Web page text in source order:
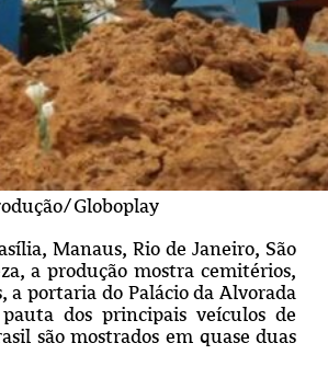
Globoplay
Manaus, Rio de Janeiro, São
a produção mostra cemitérios,
a portaria do Palácio da Alvorada
dos principais veículos de
são mostrados em quase duas